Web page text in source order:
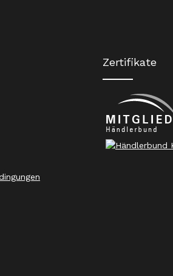
Zertifikate